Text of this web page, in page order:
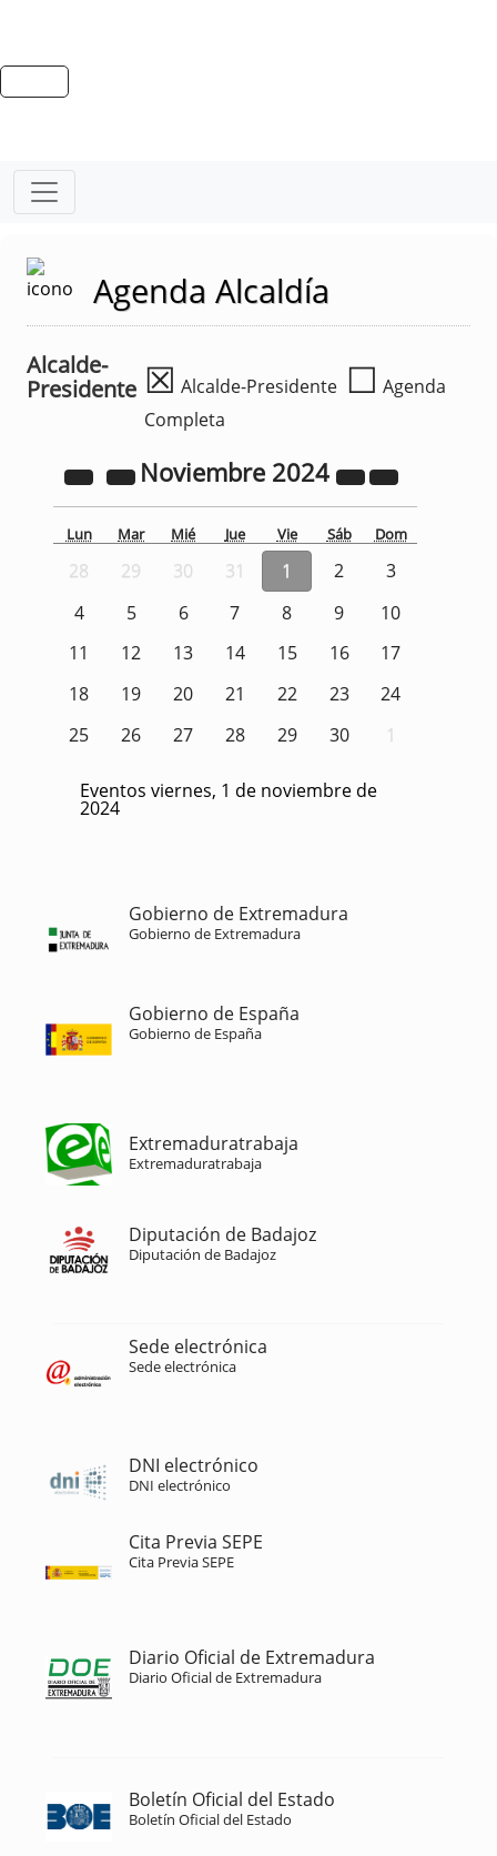
Agenda Alcaldía
Alcalde-
Presidente ☒ Alcalde-Presidente ☐ Agenda
Completa
Noviembre 2024
Lun Mar Mié Jue Vie Sáb Dom
28 29 30 31 1 2
3
4
5 6 7 8 9
10
11
12 13 14 15 16
17
18
19 20 21 22 23
24
25
26 27 28 29 30 1
Eventos viernes, 1 de noviembre de
2024
Gobierno de Extremadura
Gobierno de Extremadura
Gobierno de España
Gobierno de España
Extremaduratrabaja
Extremaduratrabaja
Diputación de Badajoz
Diputación de Badajoz
Sede electrónica
Sede electrónica
DNI electrónico
DNI electrónico
Cita Previa SEPE
Cita Previa SEPE
Diario Oficial de Extremadura
Diario Oficial de Extremadura
Boletín Oficial del Estado
Boletín Oficial del Estado